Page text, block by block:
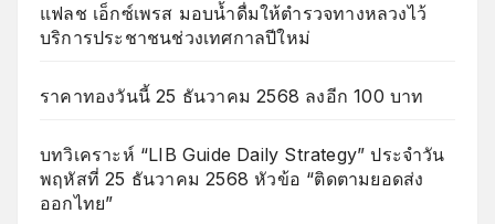
แฟลช เอ็กซ์เพรส มอบน้ำดื่มให้ตำรวจทางหลวงไว้
บริการประชาชนช่วงเทศกาลปีใหม่
ราคาทองวันนี้ 25 ธันวาคม 2568 ลงอีก 100 บาท
บทวิเคราะห์ “LIB Guide Daily Strategy” ประจำวัน
พฤหัสที่ 25 ธันวาคม 2568 หัวข้อ “ติดตามยอดส่ง
ออกไทย”